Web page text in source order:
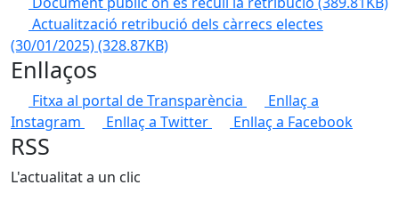
Actualització retribució dels càrrecs electes
(30/01/2025)(328.87KB)
Enllaços
Fitxa al portal de Transparència
Enllaç a
Instagram
Enllaç a Twitter Enllaç a Facebook
RSS
L'actualitat a un clic